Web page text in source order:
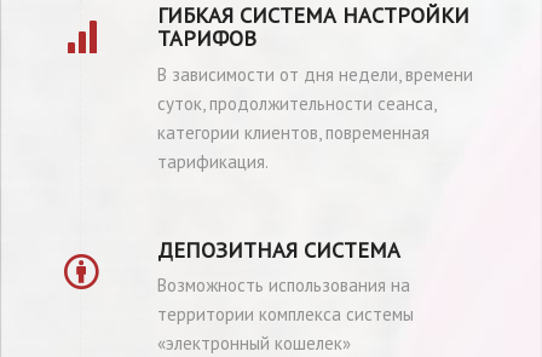
ГИБКАЯ СИСТЕМА НАСТРОЙКИ
ТАРИФОВ
В зависимости от дня недели, времени
суток, продолжительности сеанса,
категории клиентов, повременная
тарификация.
ДЕПОЗИТНАЯ СИСТЕМА
Возможность использования на
территории комплекса системы
«электронный кошелек»